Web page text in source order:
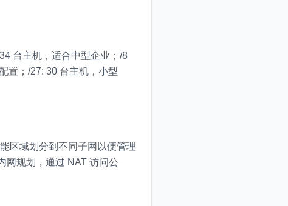
台主机，适合中型企业；/8
置；/27: 30 台主机，小型
区域划分到不同子网以便管理
网规划，通过 NAT 访问公